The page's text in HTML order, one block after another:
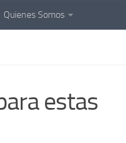
Quienes Somos
estas